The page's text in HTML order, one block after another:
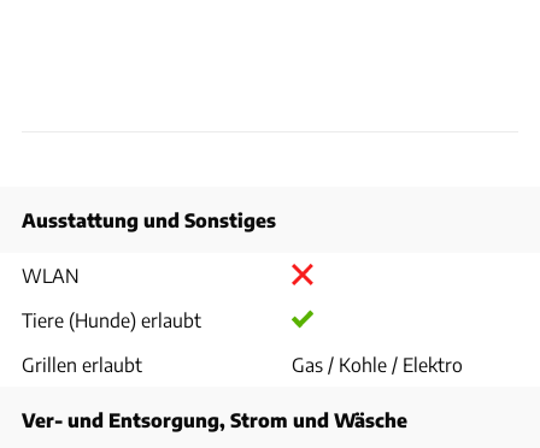
Ausstattung und Sonstiges
WLAN
Tiere (Hunde) erlaubt
Grillen erlaubt
Gas / Kohle / Elektro
Ver- und Entsorgung, Strom und Wäsche